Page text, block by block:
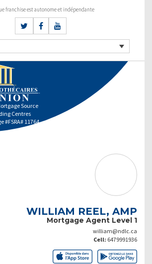
franchise est autonome et indépendante
Source
Centres
#FSRA# 11764
WILLIAM REEL, AMP
Mortgage Agent Level 1
william@ndlc.ca
Cell: 6479991936